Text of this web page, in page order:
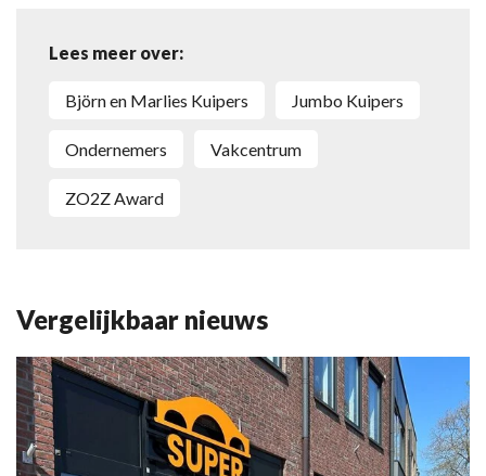
Lees meer over:
Björn en Marlies Kuipers Jumbo Kuipers
Ondernemers Vakcentrum
ZO2Z Award
Vergelijkbaar nieuws